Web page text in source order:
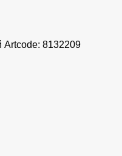
Artcode: 8132209